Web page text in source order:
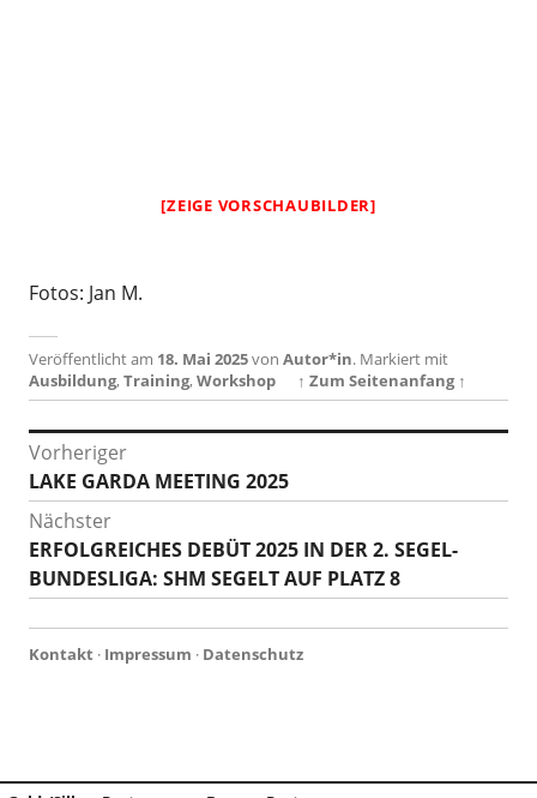
[ZEIGE VORSCHAUBILDER]
Fotos: Jan M.
Veröffentlicht am 18. Mai 2025von Autor*in. Markiert mit
Ausbildung,Training,Workshop ↑ Zum Seitenanfang ↑
Beitragsnavigation
Vorheriger
Vorheriger
Beitrag:
LAKE GARDA MEETING 2025
Nächster
Nächster
Beitrag:
ERFOLGREICHES DEBÜT 2025 IN DER 2. SEGEL-
BUNDESLIGA: SHM SEGELT AUF PLATZ 8
Kontakt · Impressum · Datenschutz